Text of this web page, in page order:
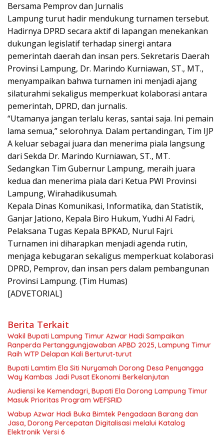
Bersama Pemprov dan Jurnalis
Lampung turut hadir mendukung turnamen tersebut.
Hadirnya DPRD secara aktif di lapangan menekankan
dukungan legislatif terhadap sinergi antara
pemerintah daerah dan insan pers. Sekretaris Daerah
Provinsi Lampung, Dr. Marindo Kurniawan, ST., MT.,
menyampaikan bahwa turnamen ini menjadi ajang
silaturahmi sekaligus memperkuat kolaborasi antara
pemerintah, DPRD, dan jurnalis.
“Utamanya jangan terlalu keras, santai saja. Ini pemain
lama semua,” selorohnya. Dalam pertandingan, Tim IJP
A keluar sebagai juara dan menerima piala langsung
dari Sekda Dr. Marindo Kurniawan, ST., MT.
Sedangkan Tim Gubernur Lampung, meraih juara
kedua dan menerima piala dari Ketua PWI Provinsi
Lampung, Wirahadikusumah.
Kepala Dinas Komunikasi, Informatika, dan Statistik,
Ganjar Jationo, Kepala Biro Hukum, Yudhi Al Fadri,
Pelaksana Tugas Kepala BPKAD, Nurul Fajri.
Turnamen ini diharapkan menjadi agenda rutin,
menjaga kebugaran sekaligus memperkuat kolaborasi
DPRD, Pemprov, dan insan pers dalam pembangunan
Provinsi Lampung. (Tim Humas)
[ADVETORIAL]
Berita Terkait
Wakil Bupati Lampung Timur Azwar Hadi Sampaikan
Ranperda Pertanggungjawaban APBD 2025, Lampung Timur
Raih WTP Delapan Kali Berturut-turut
Bupati Lamtim Ela Siti Nuryamah Dorong Desa Penyangga
Way Kambas Jadi Pusat Ekonomi Berkelanjutan
Audiensi ke Kemendagri, Bupati Ela Dorong Lampung Timur
Masuk Prioritas Program WEFSRID
Wabup Azwar Hadi Buka Bimtek Pengadaan Barang dan
Jasa, Dorong Percepatan Digitalisasi melalui Katalog
Elektronik Versi 6